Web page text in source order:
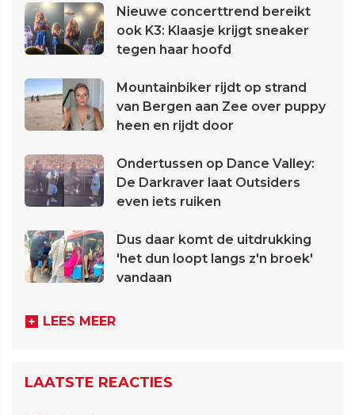
Nieuwe concerttrend bereikt
ook K3: Klaasje krijgt sneaker
tegen haar hoofd
Mountainbiker rijdt op strand
van Bergen aan Zee over puppy
heen en rijdt door
Ondertussen op Dance Valley:
De Darkraver laat Outsiders
even iets ruiken
Dus daar komt de uitdrukking
'het dun loopt langs z'n broek'
vandaan
LEES MEER
LAATSTE REACTIES